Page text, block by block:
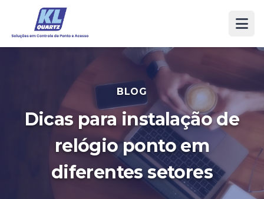
BLOG
Dicas para instalação de
relógio ponto em
diferentes setores